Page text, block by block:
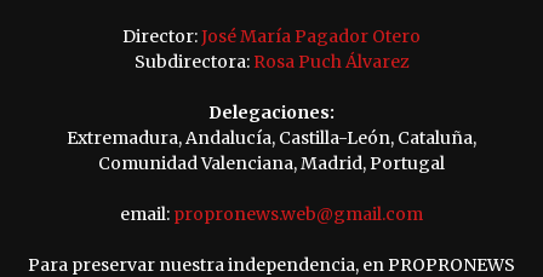
Director:José María Pagador Otero
Subdirectora: Rosa Puch Álvarez
Delegaciones:
Extremadura, Andalucía, Castilla-León, Cataluña,
Comunidad Valenciana, Madrid, Portugal
email: propronews.web@gmail.com
Para preservar nuestra independencia, en PROPRONEWS